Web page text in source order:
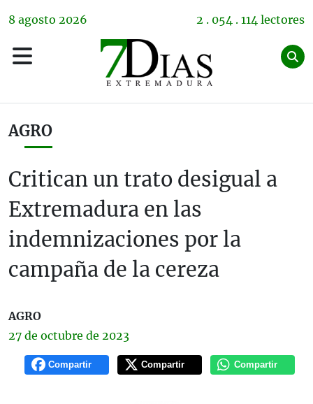
8 agosto 2026 2 . 054 . 114 lectores
AGRO
Critican un trato desigual a
Extremadura en las
indemnizaciones por la
campaña de la cereza
AGRO
27 de octubre de 2023
Compartir Compartir Compartir